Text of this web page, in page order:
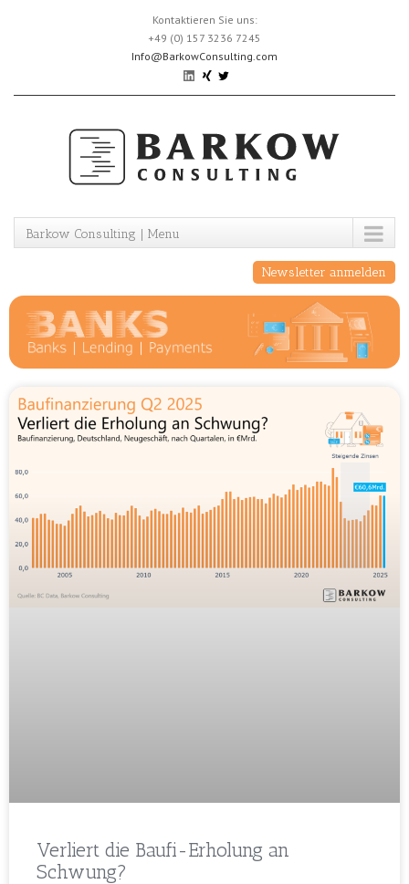
Kontaktieren Sie uns:
+49 (0) 157 3236 7245
Info@BarkowConsulting.com
Barkow Consulting | Menu
Newsletter anmelden
Verliert die Baufi-Erholung an
Schwung?